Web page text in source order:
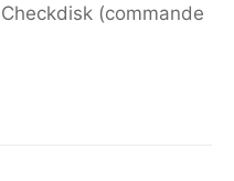
(commande